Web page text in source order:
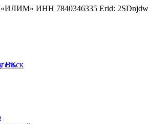
«ИЛИМ» ИНН 7840346335 Erid: